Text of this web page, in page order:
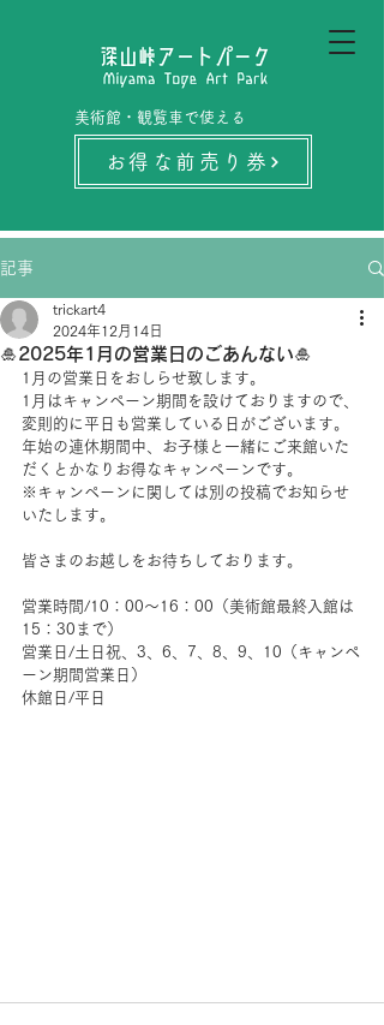
美術館・観覧車で使える
お得な前売り券
記事
🎍2025年1月の営業日のごあんない🎍
trickart4
2024年12月14日
1月の営業日をおしらせ致します。
1月はキャンペーン期間を設けておりますので、
変則的に平日も営業している日がございます。
年始の連休期間中、お子様と一緒にご来館いた
だくとかなりお得なキャンペーンです。
※キャンペーンに関しては別の投稿でお知らせ
いたします。
皆さまのお越しをお待ちしております。
営業時間/10：00～16：00（美術館最終入館は
15：30まで）
営業日/土日祝、3、6、7、8、9、10（キャンペ
ーン期間営業日）
休館日/平日